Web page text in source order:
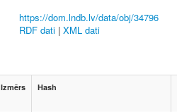
https://dom.lndb.lv/data/obj/34796
RDF dati | XML dati
Izmērs Hash